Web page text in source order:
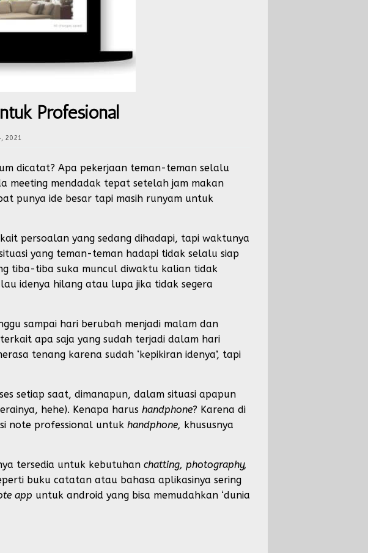
Profesional
2021
dicatat? Apa pekerjaan teman-teman selalu
meeting mendadak tepat setelah jam makan
punya ide besar tapi masih runyam untuk
persoalan yang sedang dihadapi, tapi waktunya
yang teman-teman hadapi tidak selalu siap
tiba-tiba suka muncul diwaktu kalian tidak
idenya hilang atau lupa jika tidak segera
sampai hari berubah menjadi malam dan
apa saja yang sudah terjadi dalam hari
tenang karena sudah ‘kepikiran idenya’, tapi
setiap saat, dimanapun, dalam situasi apapun
hehe). Kenapa harus handphone? Karena di
note professional untuk handphone, khususnya
tersedia untuk kebutuhan chatting, photography,
buku catatan atau bahasa aplikasinya sering
app untuk android yang bisa memudahkan ‘dunia